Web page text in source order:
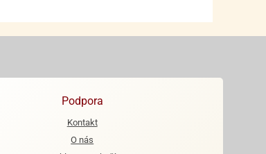
Podpora
Kontakt
O nás